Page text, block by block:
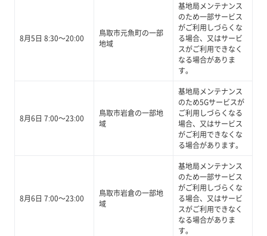
8月5日 8:30～20:00
鳥取市元魚町の一部
地域
基地局メンテナンス
のため一部サービス
がご利用しづらくな
る場合、又はサービ
スがご利用できなく
なる場合がありま
す。
8月6日 7:00～23:00
鳥取市岩倉の一部地
域
基地局メンテナンス
のため5Gサービスが
ご利用しづらくなる
場合、又はサービス
がご利用できなくな
る場合があります。
8月6日 7:00～23:00
鳥取市岩倉の一部地
域
基地局メンテナンス
のため一部サービス
がご利用しづらくな
る場合、又はサービ
スがご利用できなく
なる場合がありま
す。